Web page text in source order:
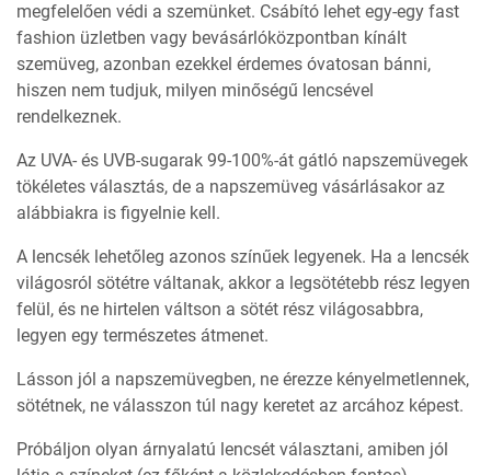
megfelelően védi a szemünket. Csábító lehet egy-egy fast
fashion üzletben vagy bevásárlóközpontban kínált
szemüveg, azonban ezekkel érdemes óvatosan bánni,
hiszen nem tudjuk, milyen minőségű lencsével
rendelkeznek.
Az UVA- és UVB-sugarak 99-100%-át gátló napszemüvegek
tökéletes választás, de a napszemüveg vásárlásakor az
alábbiakra is figyelnie kell.
A lencsék lehetőleg azonos színűek legyenek. Ha a lencsék
világosról sötétre váltanak, akkor a legsötétebb rész legyen
felül, és ne hirtelen váltson a sötét rész világosabbra,
legyen egy természetes átmenet.
Lásson jól a napszemüvegben, ne érezze kényelmetlennek,
sötétnek, ne válasszon túl nagy keretet az arcához képest.
Próbáljon olyan árnyalatú lencsét választani, amiben jól